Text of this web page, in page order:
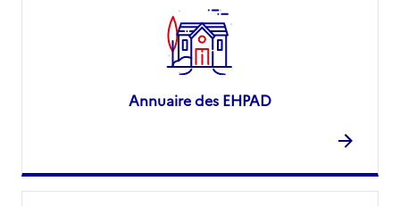
Annuaire des EHPAD